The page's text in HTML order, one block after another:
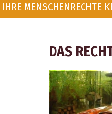
MENSCHENRECHTE
DAS